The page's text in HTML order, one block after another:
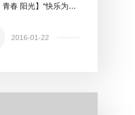
【信仰 青春 阳光】“快乐为伍，优秀为伴”——法学院学生干部培训进行时
2016-01-22